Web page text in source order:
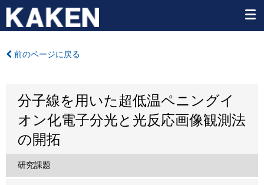
前のページに戻る
分子線を用いた超低温ペニングイ
オン化電子分光と光反応画像観測法
の開拓
研究課題